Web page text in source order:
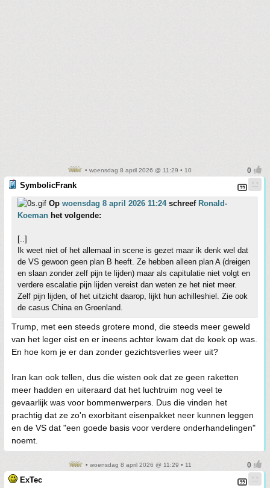
• woensdag 8 april 2026 @ 11:29 • 10
SymbolicFrank
Op woensdag 8 april 2026 11:24schreef Ronald-
Koeman het volgende:
[..]
Ik weet niet of het allemaal in scene is gezet maar ik denk wel dat
de VS gewoon geen plan B heeft. Ze hebben alleen plan A (dreigen
en slaan zonder zelf pijn te lijden) maar als capitulatie niet volgt en
verdere escalatie pijn lijden vereist dan weten ze het niet meer.
Zelf pijn lijden, of het uitzicht daarop, lijkt hun achilleshiel. Zie ook
de casus China en Groenland.
Trump, met een steeds grotere mond, die steeds meer geweld
van het leger eist en er ineens achter kwam dat de koek op was.
En hoe kom je er dan zonder gezichtsverlies weer uit?
Iran kan ook tellen, dus die wisten ook dat ze geen raketten
meer hadden en uiteraard dat het luchtruim nog veel te
gevaarlijk was voor bommenwerpers. Dus die vinden het
prachtig dat ze zo'n exorbitant eisenpakket neer kunnen leggen
en de VS dat "een goede basis voor verdere onderhandelingen"
noemt.
• woensdag 8 april 2026 @ 11:29 • 11
ExTec